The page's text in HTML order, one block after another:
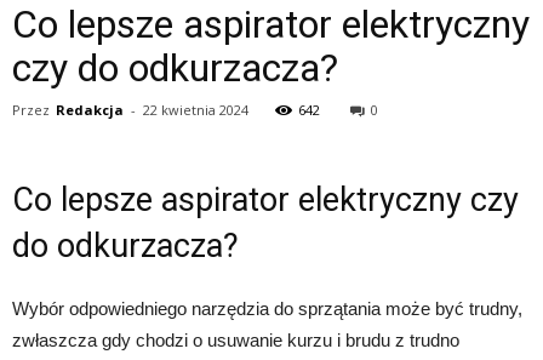
Co lepsze aspirator elektryczny
czy do odkurzacza?
Przez Redakcja - 22 kwietnia 2024 642 0
Co lepsze aspirator elektryczny czy
do odkurzacza?
Wybór odpowiedniego narzędzia do sprzątania może być trudny,
zwłaszcza gdy chodzi o usuwanie kurzu i brudu z trudno